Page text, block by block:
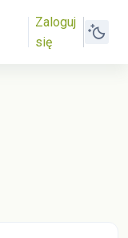
Zaloguj
się